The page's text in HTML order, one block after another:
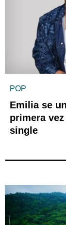
POP
Emilia se
primera
single